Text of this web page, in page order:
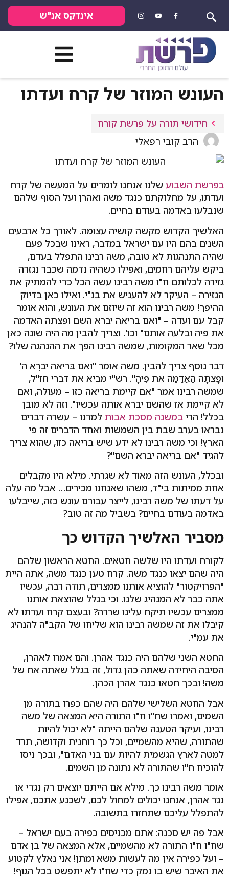
אינדקס אנ"ש
העונש המוזר של קרח ועדתו
חידושי תורה על פרשת קורח
הרב קובי רפאלי
בפרשת השבוע שלנו אנחנו לומדים על המעשה של קרח
ועדתו, על מחלוקתם כנגד משה ואהרן ועל הסוף שלהם
שנבלעו באדמה בעודם בחיים.
האלשיך הקדוש מקשה קושיה עצומה. לאורך כל ארבעים
השנים בהם היו עם ישראל במדבר, ראינו שבכל פעם
שהיה התנהגות לא טובה, משה רבינו התפלל בעדם,
ביקש עליהם רחמים, ואפילו כשהיה נדמה שכבר נגזרה
גזירה לכלותם ח"ו משה רבינו עשה הכל כדי להמתיק את
הגזירה – העיקר לא להעניש את בנ"י. ואילו כאן בדיוק
ההיפך! משה רבינו הוא זה שיוזם את העונש, והוא אומר
קבל עם ועדה – "ואם בריאה יברא השם ופצתה האדמה
את פיה ובלעה אותם" וכו'. וצריך להבין מה היה שונה כאן
מכל שאר המקומות, שמשה רבינו הפך את ההנהגה שלו?
דבר נוסף צריך להבין. משה אומר "וְאִם בְּרִיאָה יִבְרָא ה'
וּפָצְתָה הָאֲדָמָה אֶת פִּיהָ". רש"י מביא את דברי חז"ל,
שמשה רבינו אמר "אם קיימת בריאה כזו – מעולה, ואם
לא קיימת אז שהשם יברא אותה עכשיו". וזה לא מובן
בכלל! הרי במשנה מסכת אבות למדנו – עשרה דברים
נבראו בערב שבת בין השמשות ואחד הדברים זה פי
הארץ! וכי משה רבינו לא ידע שיש בריאה כזו, שהוא צריך
להגיד "אם בריאה יברא השם"?
ובכלל, העונש הזה מאוד לא שגרתי. מילא היו מקבלים
אחת ממיתות בי"ד, משהו שאנחנו מכירים… אבל מה עלה
על דעתו של משה רבינו, לייצר עבורם עונש כזה, שייבלעו
באדמה בעודם בחיים? בשביל מה זה טוב?
מסביר האלשיך הקדוש כך
לקורח ועדתו היו שלשה חטאים. החטא הראשון שלהם
היה שהם יצאו כנגד משה. קרח טען כנגד משה, אתה היית
"הפרויקטור" להוציא אותנו ממצרים, תודה רבה, עכשיו
אתה כבר לא המנהיג שלנו. וכי בגלל שהוצאת אותנו
ממצרים עכשיו תיקח עלינו שררה? ובעצם קרח ועדתו לא
קיבלו את זה שמשה רבינו הוא שליחו של הקב"ה להנהיג
את עמ"י.
החטא השני שלהם היה כנגד אהרן. והם אמרו לאהרן,
הסיבה היחידה שאתה כהן גדול, זה בגלל שאתה אח של
משה! ובכך חטאו כנגד אהרן הכהן.
אבל החטא השלישי שלהם היה שהם כפרו בתורה מן
השמים, ואמרו שח"ו ח"ו התורה היא המצאה של משה
רבינו, ועיקר הטענה שלהם הייתה "לא יכול להיות
שהתורה, שהיא מהשמיים, וכל כך רוחנית וקדושה, תרד
למטה לארץ הגשמית להיות עם בני האדם", ובכך ניסו
להוכיח ח"ו שהתורה לא נתונה מן השמים.
אומר משה רבינו כך. מילא אם הייתם יוצאים רק נגדי או
נגד אהרן, אנחנו יכולים למחול לכם, לשכנע אתכם, אפילו
להתפלל עליכם שתחזרו בתשובה.
אבל פה יש סכנה: אתם מכניסים כפירה בעם ישראל –
שח"ו ח"ו התורה לא מהשמיים, אלא המצאה של בן אדם
– ועל כפירה אין מה לעשות משא ומתן! אני נאלץ לקטוע
את האיבר שיש בו נמק כדי שח"ו לא יתפשט בכל הגוף!